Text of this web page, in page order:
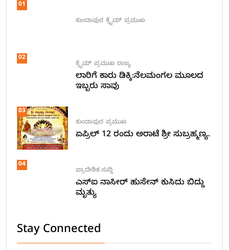
01
ಕುಂದಾಪುರ ಕ್ರೈಮ್ ಪ್ರಮುಖ
02
ಕ್ರೈಮ್ ಪ್ರಮುಖ ರಾಜ್ಯ
ಲಾರಿಗೆ ಕಾರು ಡಿಕ್ಕಿ:ನೆಲಮಂಗಲ ಮೂಲದ
ಇಬ್ಬರು ಸಾವು
03
ಕುಂದಾಪುರ ಪ್ರಮುಖ
ಏಪ್ರಿಲ್ 12 ರಂದು ಅರಾಟೆ ಶ್ರೀ ಸುಬ್ರಹ್ಮಣ್ಯ.
04
ಪ್ರಾದೇಶಿಕ ಸುದ್ದಿ
ಎಸ್ಐ ನಾಸೀರ್ ಹುಸೇನ್ ಕುಸಿದು ಬಿದ್ದು
ಮೃತ್ಯು
Stay Connected